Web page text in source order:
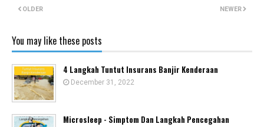
NEWER
OLDER
You may like these posts
4 Langkah Tuntut Insurans Banjir Kenderaan
December 31, 2022
Microsleep - Simptom Dan Langkah Pencegahan